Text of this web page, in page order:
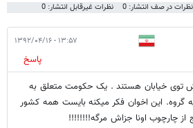
نظرات در صف انتشار: 0 نظرات غیرقابل انتشار: 0
۱۳:۵۷ - ۱۳۹۲/۰۴/۱۶
پاسخ
توی خیابان هستند . یک حکومت متعلق به
این اخوان فکر میکنه بایست همه کشور
از چارچوب اونا جزاش مرگه!!!!!!!!